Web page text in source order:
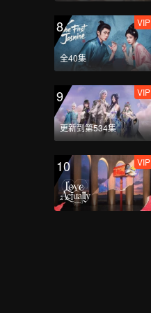
8
全40集
VIP
9
更新到第534集
VIP
10 VIP